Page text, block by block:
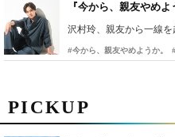
PICKUP
『今から、親友やめ
沢村玲、親友から一線
#今から、親友やめようか。